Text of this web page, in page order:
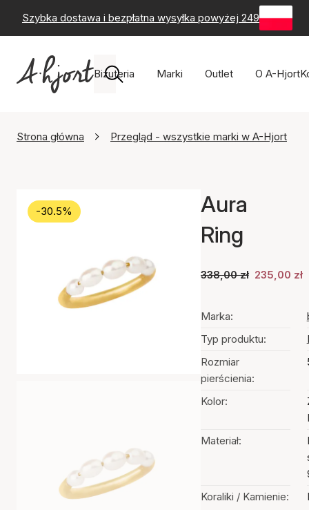
Szybka dostawa i bezpłatna wysyłka powyżej 249 zł -
Biżuteria Marki Outlet O A-Hjort
Strona główna Przegląd - wszystkie marki w A-Hjort
-30.5%
Aura
Ring
338,00 zł 235,00 zł
Marka:
Typ produktu:
Rozmiar
pierścienia:
Kolor:
Materiał:
Koraliki / Kamienie: